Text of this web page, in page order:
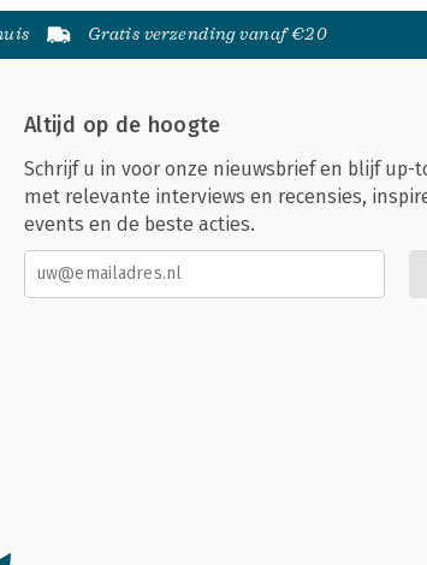
Gratis verzending vanaf €20
Altijd op de hoogte
Schrijf u in voor onze nieuwsbrief en blijf up-
met relevante interviews en recensies,
events en de beste acties.